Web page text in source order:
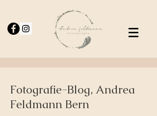
Fotografie-Blog, Andrea
Feldmann Bern